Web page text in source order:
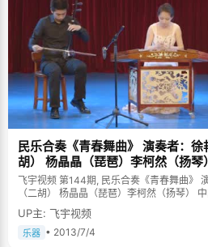
民乐合奏《青春舞曲》 演奏者：
胡） 杨晶晶（琵琶）李柯然（扬琴
飞宇视频 第144期, 民乐合奏《青春舞曲》
（二胡） 杨晶晶（琵琶）李柯然（扬琴）
UP主: 飞宇视频
乐器 • 2013/7/4